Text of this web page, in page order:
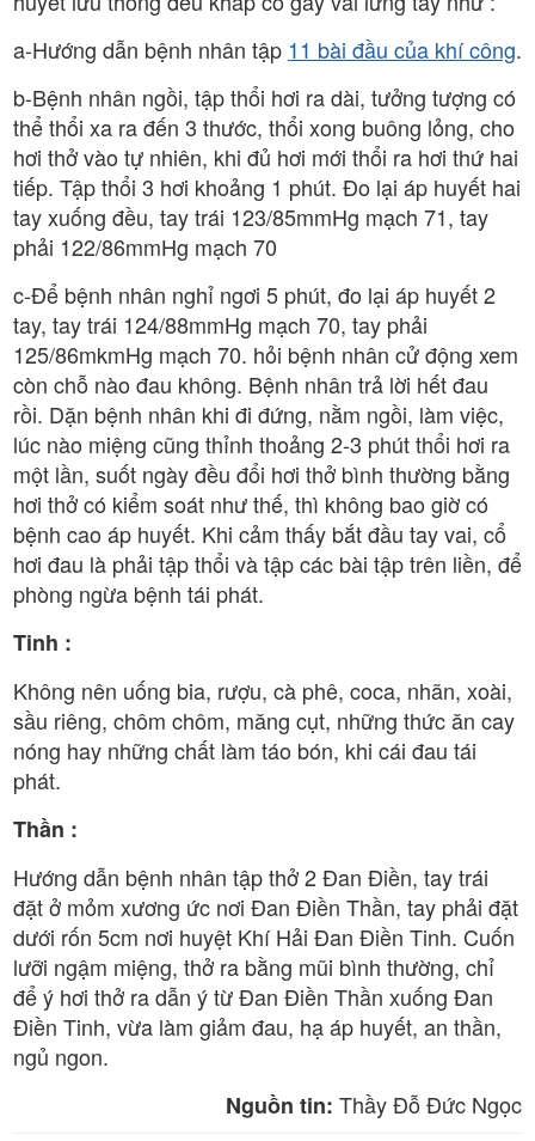
a-Hướng dẫn bệnh nhân tập 11 bài đầu của khí công.
b-Bệnh nhân ngồi, tập thổi hơi ra dài, tưởng tượng có
thể thổi xa ra đến 3 thước, thổi xong buông lỏng, cho
hơi thở vào tự nhiên, khi đủ hơi mới thổi ra hơi thứ hai
tiếp. Tập thổi 3 hơi khoảng 1 phút. Đo lại áp huyết hai
tay xuống đều, tay trái 123/85mmHg mạch 71, tay
phải 122/86mmHg mạch 70
c-Để bệnh nhân nghỉ ngơi 5 phút, đo lại áp huyết 2
tay, tay trái 124/88mmHg mạch 70, tay phải
125/86mkmHg mạch 70. hỏi bệnh nhân cử động xem
còn chỗ nào đau không. Bệnh nhân trả lời hết đau
rồi. Dặn bệnh nhân khi đi đứng, nằm ngồi, làm việc,
lúc nào miệng cũng thỉnh thoảng 2-3 phút thổi hơi ra
một lần, suốt ngày đều đổi hơi thở bình thường bằng
hơi thở có kiểm soát như thế, thì không bao giờ có
bệnh cao áp huyết. Khi cảm thấy bắt đầu tay vai, cổ
hơi đau là phải tập thổi và tập các bài tập trên liền, để
phòng ngừa bệnh tái phát.
Tinh :
Không nên uống bia, rượu, cà phê, coca, nhãn, xoài,
sầu riêng, chôm chôm, măng cụt, những thức ăn cay
nóng hay những chất làm táo bón, khi cái đau tái
phát.
Thần :
Hướng dẫn bệnh nhân tập thở 2 Đan Điền, tay trái
đặt ở mỏm xương ức nơi Đan Điền Thần, tay phải đặt
dưới rốn 5cm nơi huyệt Khí Hải Đan Điền Tinh. Cuốn
lưỡi ngậm miệng, thở ra bằng mũi bình thường, chỉ
để ý hơi thở ra dẫn ý từ Đan Điền Thần xuống Đan
Điền Tinh, vừa làm giảm đau, hạ áp huyết, an thần,
ngủ ngon.
Nguồn tin: Thầy Đỗ Đức Ngọc